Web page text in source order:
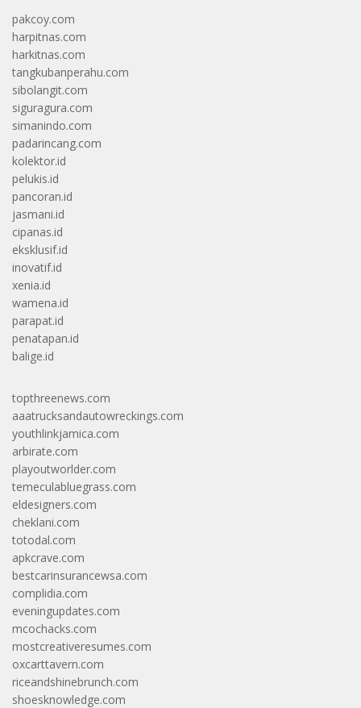
pakcoy.com
harpitnas.com
harkitnas.com
tangkubanperahu.com
sibolangit.com
siguragura.com
simanindo.com
padarincang.com
kolektor.id
pelukis.id
pancoran.id
jasmani.id
cipanas.id
eksklusif.id
inovatif.id
xenia.id
wamena.id
parapat.id
penatapan.id
balige.id
topthreenews.com
aaatrucksandautowreckings.com
youthlinkjamica.com
arbirate.com
playoutworlder.com
temeculabluegrass.com
eldesigners.com
cheklani.com
totodal.com
apkcrave.com
bestcarinsurancewsa.com
complidia.com
eveningupdates.com
mcochacks.com
mostcreativeresumes.com
oxcarttavern.com
riceandshinebrunch.com
shoesknowledge.com